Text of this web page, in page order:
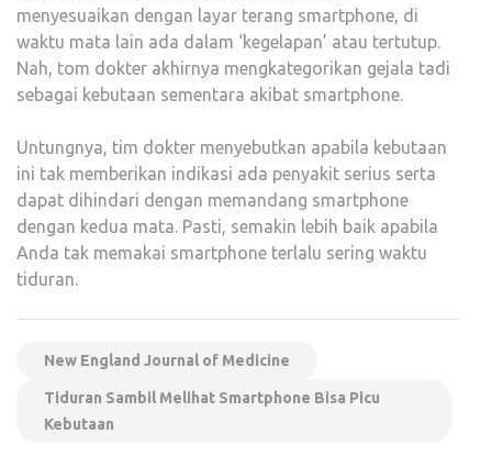
menyesuaikan dengan layar terang smartphone, di
waktu mata lain ada dalam ‘kegelapan’ atau tertutup.
Nah, tom dokter akhirnya mengkategorikan gejala tadi
sebagai kebutaan sementara akibat smartphone.
Untungnya, tim dokter menyebutkan apabila kebutaan
ini tak memberikan indikasi ada penyakit serius serta
dapat dihindari dengan memandang smartphone
dengan kedua mata. Pasti, semakin lebih baik apabila
Anda tak memakai smartphone terlalu sering waktu
tiduran.
New England Journal of Medicine
Tiduran Sambil Melihat Smartphone Bisa Picu
Kebutaan